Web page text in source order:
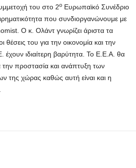
του στο 2ο Ευρωπαϊκό Συνέδριο
που συνδιοργανώνουμε με
Ο κ. Ολάντ γνωρίζει άριστα τα
θέσεις του για την οικονομία και την
ιδιαίτερη βαρύτητα. Το Ε.Ε.Α. θα
την προστασία και ανάπτυξη των
της χώρας καθώς αυτή είναι και η